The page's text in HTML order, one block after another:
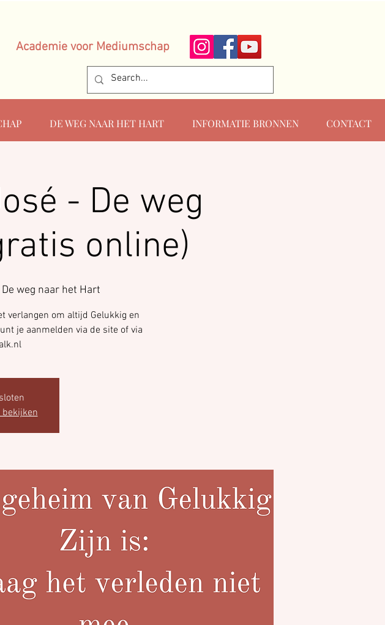
Academie voor Mediumschap
DE WEG NAAR HET HART INFORMATIE BRONNEN CONTACT
- De weg
online)
weg naar het Hart
verlangen om altijd Gelukkig en
je aanmelden via de site of via
bekijken